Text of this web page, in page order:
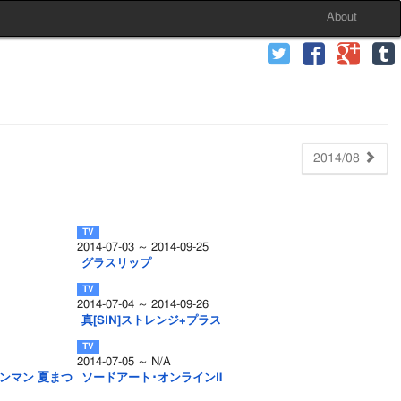
About
2014/08
2014-07-03 ～ 2014-09-25
グラスリップ
2014-07-04 ～ 2014-09-26
真[SIN]ストレンジ+プラス
マン 夏まつ
2014-07-05 ～ N/A
ソードアート･オンラインⅡ